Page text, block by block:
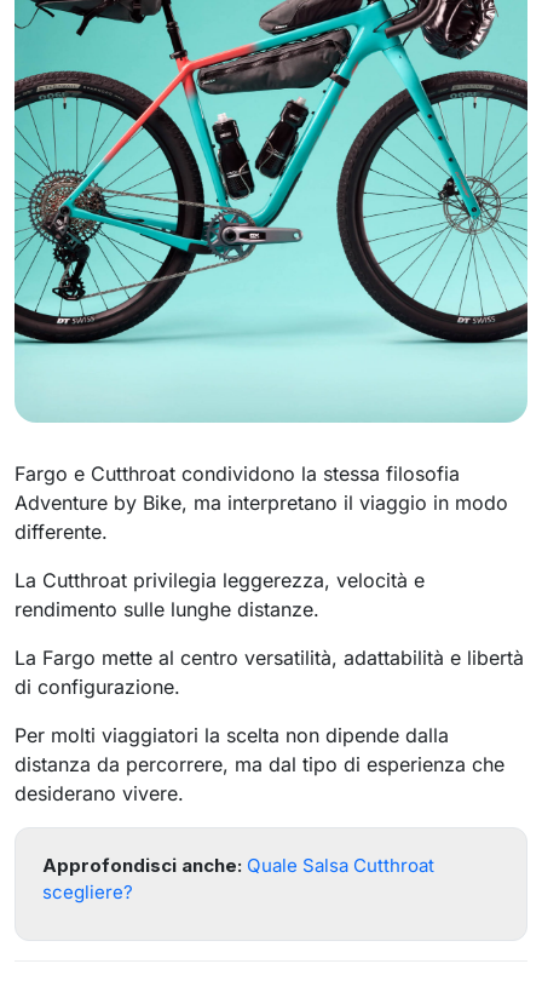
Fargo e Cutthroat condividono la stessa filosofia
Adventure by Bike, ma interpretano il viaggio in modo
differente.
La Cutthroat privilegia leggerezza, velocità e
rendimento sulle lunghe distanze.
La Fargo mette al centro versatilità, adattabilità e libertà
di configurazione.
Per molti viaggiatori la scelta non dipende dalla
distanza da percorrere, ma dal tipo di esperienza che
desiderano vivere.
Approfondisci anche: Quale Salsa Cutthroat
scegliere?